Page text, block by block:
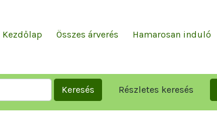
Kezdőlap Összes árverés Hamarosan induló
Keresés Részletes keresés